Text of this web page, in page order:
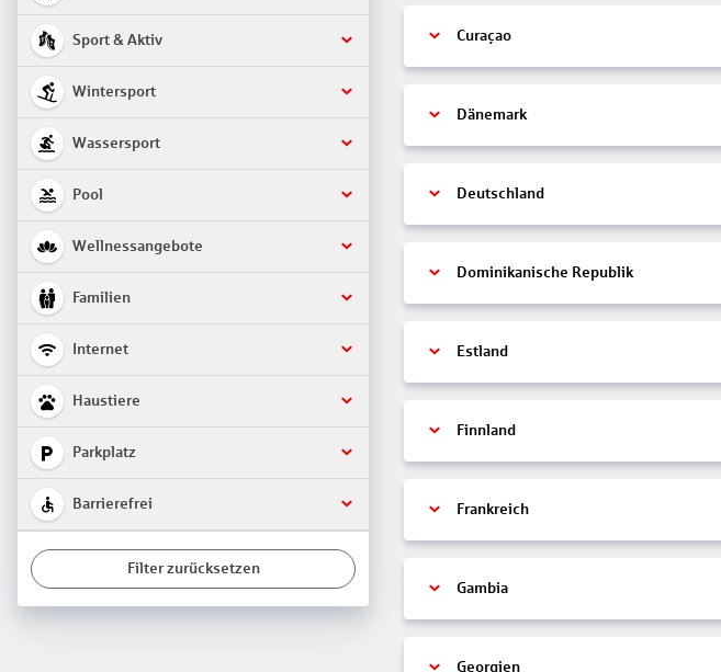
Sport & Aktiv
Wintersport
Wassersport
Pool
Wellnessangebote
Familien
Internet
Haustiere
Parkplatz
Barrierefrei
Filter zurücksetzen
Curaçao
Dänemark
Deutschland
Dominikanische Republik
Estland
Finnland
Frankreich
Gambia
Georgien